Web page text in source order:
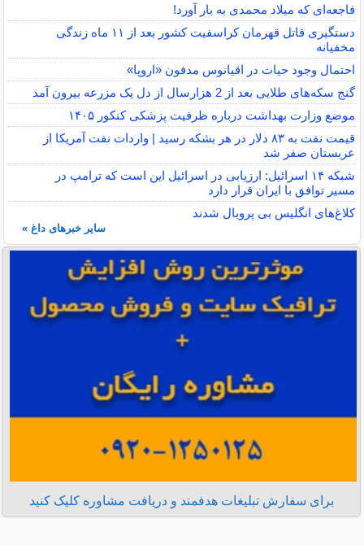
فاجعه‌ای که میلاد محمدی به بار آورد!
دستگیری قاتل قهرمان کراسفیت کشور بعد از ۱۱ ماه زندگی
مخفیانه
احتمال وجود حیات در اقیانوس مدفون «اروپا»
گنج سکه‌های طلایی بعد از 2 هزارسال از دل یک مزرعه بیرون آمد
موضع وزارت بهداشت درباره ظرفیت پزشکی کنکور ۱۴۰۵
قیمت نفت به ۸۳ دلار در هر بشکه رسید | واردات نفت آمریکا از
عربستان صفر شد
شبکه ۱۴ اسرائیل: ارزیابی در اسرائیل این است که ترامپ در
مسیر توافق با ایران قرار دارد
کلاغ‌های انگلیس بی پروبال شدند
سایر خبرهای داغ »
برای سفارش تبلیغات هدفمند و دریافت مشاوره کلیک کنید